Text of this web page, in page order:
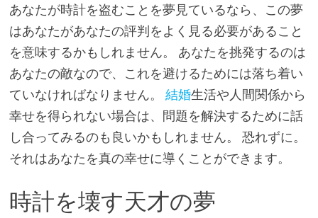
あなたが時計を盗むことを夢見ているなら、この夢
はあなたがあなたの評判をよく見る必要があること
を意味するかもしれません。 あなたを挑発するのは
あなたの敵なので、これを避けるためには落ち着い
ていなければなりません。 結婚生活や人間関係から
幸せを得られない場合は、問題を解決するために話
し合ってみるのも良いかもしれません。 恐れずに。
それはあなたを真の幸せに導くことができます。
時計を壊す天才の夢